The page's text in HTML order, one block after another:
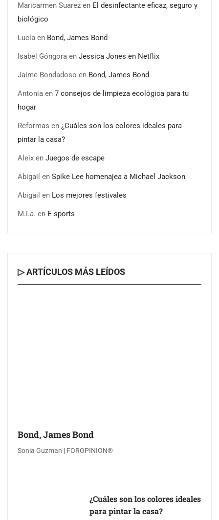
Maricarmen Suarez en El desinfectante eficaz, seguro y
biológico
Lucía en Bond, James Bond
Isabel Góngora en Jessica Jones en Netflix
Jaime Bondadoso en Bond, James Bond
Antonia en 7 consejos de limpieza ecológica para tu
hogar
Reformas en ¿Cuáles son los colores ideales para
pintar la casa?
Aleix en Juegos de escape
Abigail en Spike Lee homenajea a Michael Jackson
Abigail en Los mejores festivales
M.i.a. en E-sports
▷ ARTÍCULOS MÁS LEÍDOS
Bond, James Bond
Sonia Guzman | FOROPINION®
¿Cuáles son los colores ideales
para pintar la casa?